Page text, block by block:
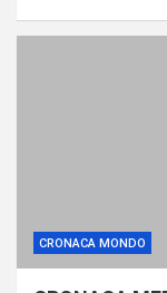
CRONACA MONDO